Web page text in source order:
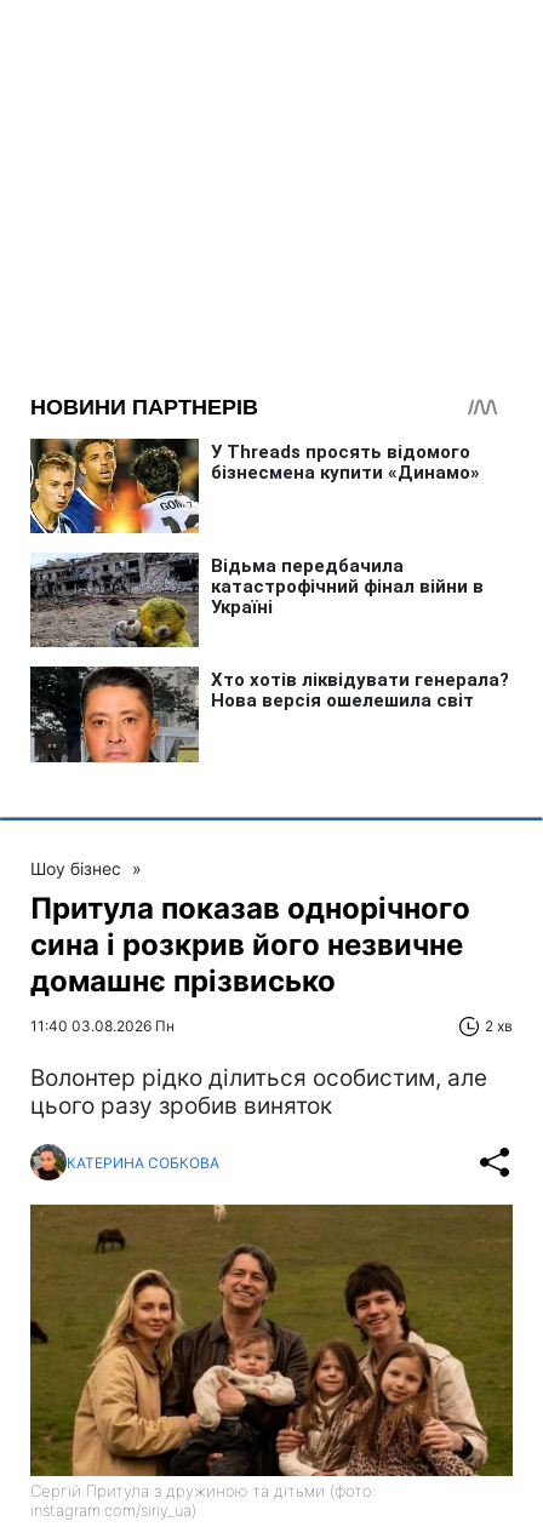
Шоу бізнес »
Притула показав однорічного
сина і розкрив його незвичне
домашнє прізвисько
11:40 03.08.2026 Пн 2 хв
Волонтер рідко ділиться особистим, але
цього разу зробив виняток
КАТЕРИНА СОБКОВА
Сергій Притула з дружиною та дітьми (фото:
instagram.com/siriy_ua)